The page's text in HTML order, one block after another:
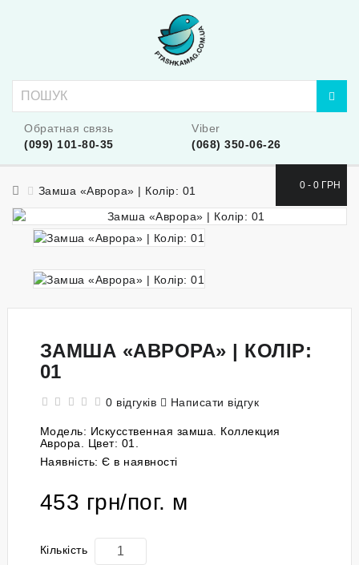
Обратная связь
(099) 101-80-35
Viber
(068) 350-06-26
0 - 0 ГРН
Замша «Аврора» | Колір: 01
ЗАМША «АВРОРА» | КОЛІР:
01
0 відгуків Написати відгук
Модель: Искусственная замша. Коллекция
Аврора. Цвет: 01.
Наявність: Є в наявності
453 грн/пог. м
Кількість